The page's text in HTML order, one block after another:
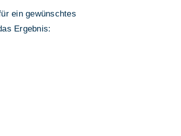
ein gewünschtes
Ergebnis: